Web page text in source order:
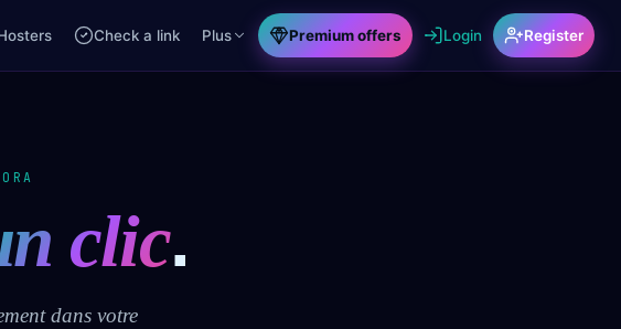
Check a link Plus Premium offers Login Register
clic.
dans votre